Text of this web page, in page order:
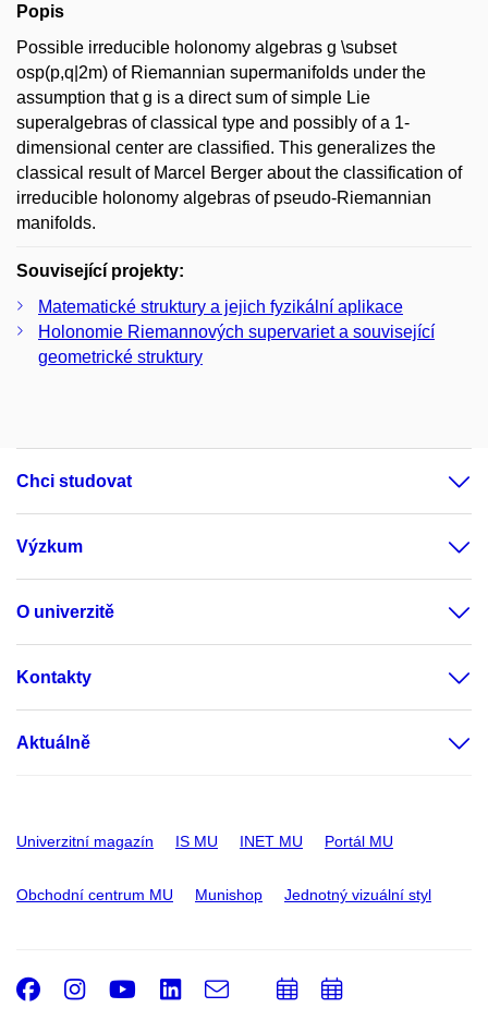
Popis
Possible irreducible holonomy algebras g \subset
osp(p,q|2m) of Riemannian supermanifolds under the
assumption that g is a direct sum of simple Lie
superalgebras of classical type and possibly of a 1-
dimensional center are classified. This generalizes the
classical result of Marcel Berger about the classification of
irreducible holonomy algebras of pseudo-Riemannian
manifolds.
Související projekty:
Matematické struktury a jejich fyzikální aplikace
Holonomie Riemannových supervariet a související
geometrické struktury
Chci studovat
Výzkum
O univerzitě
Kontakty
Aktuálně
Univerzitní magazín IS MU INET MU Portál MU
Obchodní centrum MU Munishop Jednotný vizuální styl
Facebook
Instagram
Youtube
LinkedIn
e-
Email
PřidatPřidat